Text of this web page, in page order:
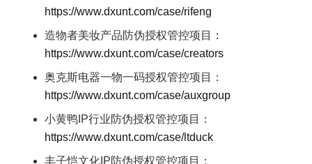
https://www.dxunt.com/case/rifeng
造物者美妆产品防伪授权管控项目：
https://www.dxunt.com/case/creators
奥克斯电器一物一码授权管控项目：
https://www.dxunt.com/case/auxgroup
小黄鸭IP行业防伪授权管控项目：
https://www.dxunt.com/case/ltduck
丰子恺文化IP防伪授权管控项目：